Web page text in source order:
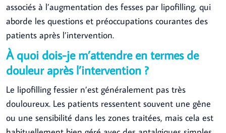
associés à l’augmentation des fesses par lipofilling, qui
aborde les questions et préoccupations courantes des
patients après l’intervention.
À quoi dois-je m’attendre en termes de
douleur après l’intervention ?
Le lipofilling fessier n’est généralement pas très
douloureux. Les patients ressentent souvent une gêne
ou une sensibilité dans les zones traitées, mais cela est